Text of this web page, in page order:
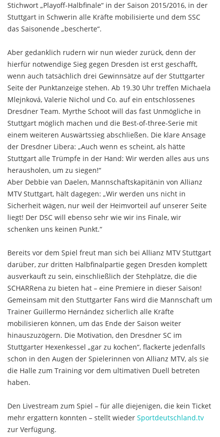
Stichwort „Playoff-Halbfinale“ in der Saison 2015/2016, in der
Stuttgart in Schwerin alle Kräfte mobilisierte und dem SSC
das Saisonende „bescherte“.
Aber gedanklich rudern wir nun wieder zurück, denn der
hierfür notwendige Sieg gegen Dresden ist erst geschafft,
wenn auch tatsächlich drei Gewinnsätze auf der Stuttgarter
Seite der Punktanzeige stehen. Ab 19.30 Uhr treffen Michaela
Mlejnková, Valerie Nichol und Co. auf ein entschlossenes
Dresdner Team. Myrthe Schoot will das fast Unmögliche in
Stuttgart möglich machen und die Best-of-three-Serie mit
einem weiteren Auswärtssieg abschließen. Die klare Ansage
der Dresdner Libera: „Auch wenn es scheint, als hätte
Stuttgart alle Trümpfe in der Hand: Wir werden alles aus uns
herausholen, um zu siegen!“
Aber Debbie van Daelen, Mannschaftskapitänin von Allianz
MTV Stuttgart, hält dagegen: „Wir werden uns nicht in
Sicherheit wägen, nur weil der Heimvorteil auf unserer Seite
liegt! Der DSC will ebenso sehr wie wir ins Finale, wir
schenken uns keinen Punkt.“
Bereits vor dem Spiel freut man sich bei Allianz MTV Stuttgart
darüber, zur dritten Halbfinalpartie gegen Dresden komplett
ausverkauft zu sein, einschließlich der Stehplätze, die die
SCHARRena zu bieten hat – eine Premiere in dieser Saison!
Gemeinsam mit den Stuttgarter Fans wird die Mannschaft um
Trainer Guillermo Hernández sicherlich alle Kräfte
mobilisieren können, um das Ende der Saison weiter
hinauszuzögern. Die Motivation, den Dresdner SC im
Stuttgarter Hexenkessel „gar zu kochen“, flackerte jedenfalls
schon in den Augen der Spielerinnen von Allianz MTV, als sie
die Halle zum Training vor dem ultimativen Duell betreten
haben.
Den Livestream zum Spiel – für alle diejenigen, die kein Ticket
mehr ergattern konnten – stellt wieder Sportdeutschland.tv
zur Verfügung.